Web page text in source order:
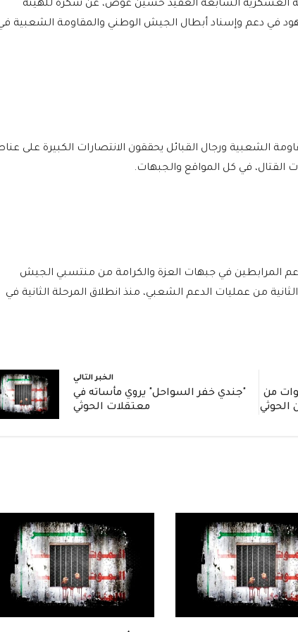
العسكرية السابعة العقيد حسين عوض، عن شكره للهيئة
في دعم وإسناد أبطال الجيش الوطني والمقاومة الشعبية
الشعبية ورجال القبائل يحققون الانتصارات الكبيرة على
القتال، في كل المواقع والجبهات.
المرابطين في جبهات العزة والكرامة من منتسبي الجيش
من عمليات الدعم الشعبي، منذ انطلاق المرحلة الثانية في
جندي يروي 3 سنوات من
الحوثي
الخبر التالي
"جندي خفر السواحل" يروي مأساته في
معتقلات الحوثي